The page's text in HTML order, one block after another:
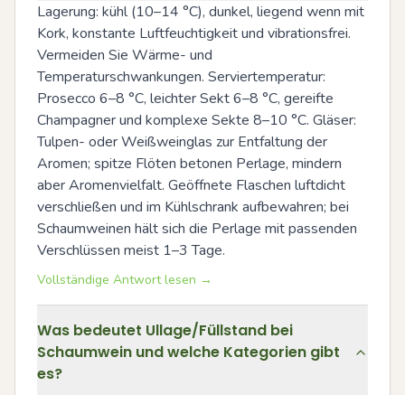
Lagerung: kühl (10–14 °C), dunkel, liegend wenn mit
Kork, konstante Luftfeuchtigkeit und vibrationsfrei.
Vermeiden Sie Wärme- und
Temperaturschwankungen. Serviertemperatur:
Prosecco 6–8 °C, leichter Sekt 6–8 °C, gereifte
Champagner und komplexe Sekte 8–10 °C. Gläser:
Tulpen- oder Weißweinglas zur Entfaltung der
Aromen; spitze Flöten betonen Perlage, mindern
aber Aromenvielfalt. Geöffnete Flaschen luftdicht
verschließen und im Kühlschrank aufbewahren; bei
Schaumweinen hält sich die Perlage mit passenden
Verschlüssen meist 1–3 Tage.
Vollständige Antwort lesen →
Was bedeutet Ullage/Füllstand bei
Schaumwein und welche Kategorien gibt
es?